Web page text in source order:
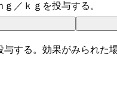
／ｋｇを投与する。
する。効果がみられ